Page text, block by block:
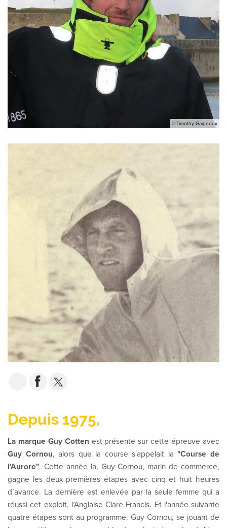
©Timothy Gaignoux
EMAIL
Depuis 1975,
La marque Guy Cotten est présente sur cette épreuve avec
Guy Cornou, alors que la course s'appelait la"Course de
l'Aurore". Cette année là, Guy Cornou, marin de commerce,
gagne les deux premières étapes avec cinq et huit heures
d’avance. La dernière est enlevée par la seule femme qui a
réussi cet exploit, l’Anglaise Clare Francis. Et l'année suivante
quatre étapes sont au programme. Guy Cornou, se jouant de